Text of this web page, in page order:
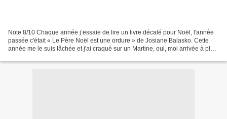
Note 8/10 Chaque année j’essaie de lire un livre décalé pour Noël, l'année
passée c'était « Le Père Noël est une ordure » de Josiane Balasko. Cette
année me le suis lâchée et j'ai craqué sur un Martine, oui, moi arrivée à plus